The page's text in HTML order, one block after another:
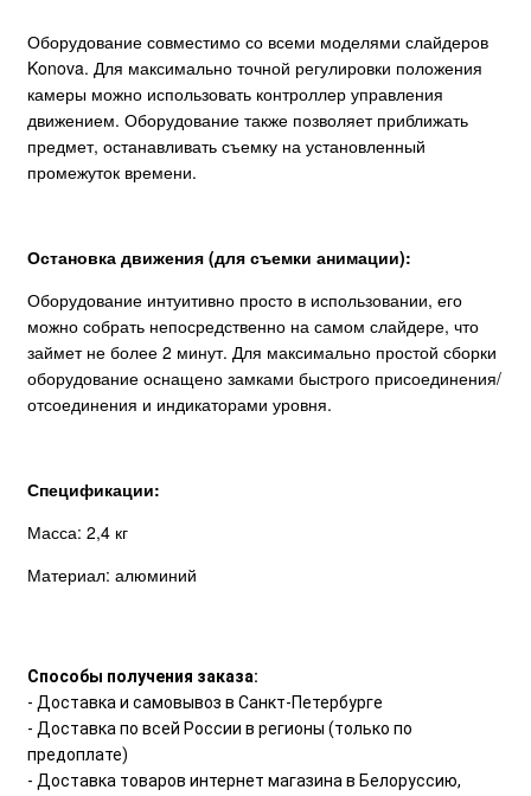
Оборудование совместимо со всеми моделями слайдеров
Konova. Для максимально точной регулировки положения
камеры можно использовать контроллер управления
движением. Оборудование также позволяет приближать
предмет, останавливать съемку на установленный
промежуток времени.
Остановка движения (для съемки анимации):
Оборудование интуитивно просто в использовании, его
можно собрать непосредственно на самом слайдере, что
займет не более 2 минут. Для максимально простой сборки
оборудование оснащено замками быстрого присоединения/
отсоединения и индикаторами уровня.
Спецификации:
Масса: 2,4 кг
Материал: алюминий
Способы получения заказа:
- Доставка и самовывоз в Санкт-Петербурге
- Доставка по всей России в регионы (только по
предоплате)
- Доставка товаров интернет магазина в Белоруссию,